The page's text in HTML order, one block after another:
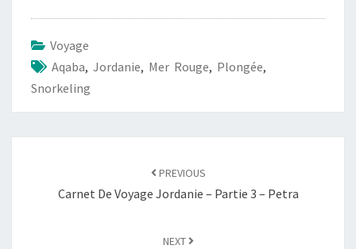
Voyage
Aqaba, Jordanie, Mer Rouge, Plongée,
Snorkeling
PREVIOUS
Carnet De Voyage Jordanie – Partie 3 – Petra
NEXT